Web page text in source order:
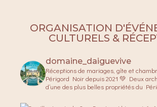
ORGANISATION
CULTURELS &
domaine_daiguevive
Réceptions de mariages, gîte et
Périgord Noir depuis 2021 💚 Deux
d’une des plus belles propriétés du